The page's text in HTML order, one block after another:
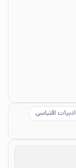
ادبیات اقتباسی